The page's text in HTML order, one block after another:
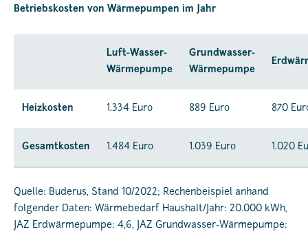
Betriebskosten von Wärmepumpen im Jahr
Luft-Wasser-
Wärmepumpe
Grundwasser-
Wärmepumpe
Heizkosten 1.334 Euro 889 Euro 870
Gesamtkosten 1.484 Euro 1.039 Euro 1.020
Quelle: Buderus, Stand 10/2022; Rechenbeispiel anhand
folgender Daten: Wärmebedarf Haushalt/Jahr: 20.000 kWh,
JAZ Erdwärmepumpe: 4,6, JAZ Grundwasser-Wärmepumpe: